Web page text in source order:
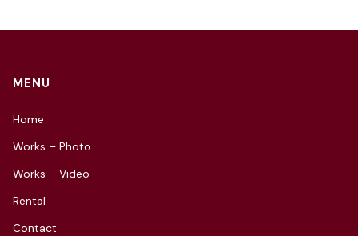
MENU
Home
Works – Photo
Works – Video
Rental
Contact